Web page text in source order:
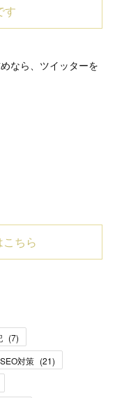
す
なら、ツイッターを
ちら
(7)
対策 (21)